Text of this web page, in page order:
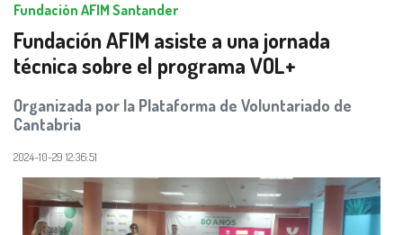
Fundación AFIM Santander
Fundación AFIM asiste a una jornada
técnica sobre el programa VOL+
Organizada por la Plataforma de Voluntariado de
Cantabria
2024-10-29 12:36:51